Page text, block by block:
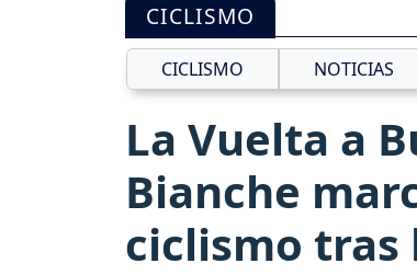
CICLISMO
CICLISMO NOTICIAS
La Vuelta a
Bianche
ciclismo tras